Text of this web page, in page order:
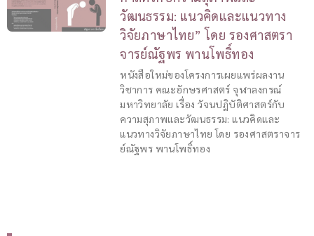
วัฒนธรรม: แนวคิดและแนวทาง
วิจัยภาษาไทย” โดย รองศาสตรา
จารย์ณัฐพร พานโพธิ์ทอง
หนังสือใหม่ของโครงการเผยแพร่ผลงาน
วิชาการ คณะอักษรศาสตร์ จุฬาลงกรณ์
มหาวิทยาลัย เรื่อง วัจนปฏิบัติศาสตร์กับ
ความสุภาพและวัฒนธรรม: แนวคิดและ
แนวทางวิจัยภาษาไทย โดย รองศาสตราจาร
ย์ณัฐพร พานโพธิ์ทอง